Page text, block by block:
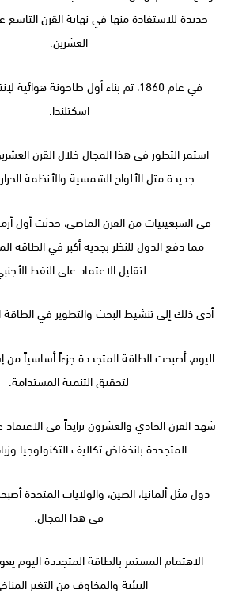
جديدة للاستفادة منها في نهاية القرن التاسع
العشرين.
في عام 1860، تم بناء أول طاحونة
اسكتلندا.
استمر التطور في هذا المجال خلال القرن
جديدة مثل الألواح الشمسية والأنظمة
في السبعينيات من القرن الماضي، حدثت أول
مما دفع الدول للنظر بجدية أكبر في الطاقة
لتقليل الاعتماد على النفط
أدى ذلك إلى تنشيط البحث والتطوير في الطاقة
اليوم، أصبحت الطاقة المتجددة جزءاً أساسياً من
لتحقيق التنمية المستدامة.
شهد القرن الحادي والعشرون تزايداً في
المتجددة بانخفاض تكاليف التكنولوجيا
دول مثل ألمانيا، الصين، والولايات المتحدة
في هذا المجال.
الاهتمام المستمر بالطاقة المتجددة اليوم
البيئية والمخاوف من التغير